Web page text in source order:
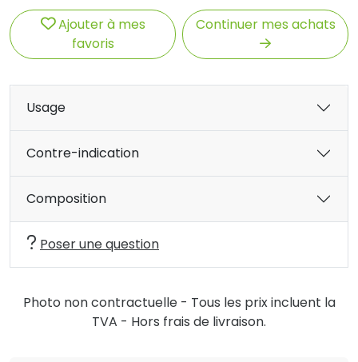
Ajouter à mes
favoris
Continuer mes achats
Usage
Contre-indication
Composition
Poser une question
Photo non contractuelle - Tous les prix incluent la
TVA - Hors frais de livraison.